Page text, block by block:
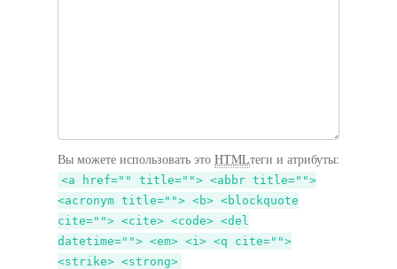
Вы можете использовать это HTMLтеги и атрибуты:
<a href="" title=""> <abbr title="">
<acronym title=""> <b> <blockquote
cite=""> <cite> <code> <del
datetime=""> <em> <i> <q cite="">
<strike> <strong>